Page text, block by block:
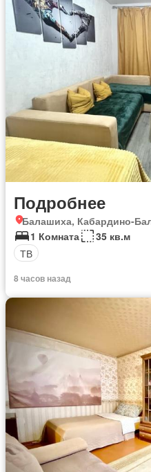
Подробнее
Балашиха, Кабардино-
1 Комната
35 кв.м
ТВ
8 часов назад